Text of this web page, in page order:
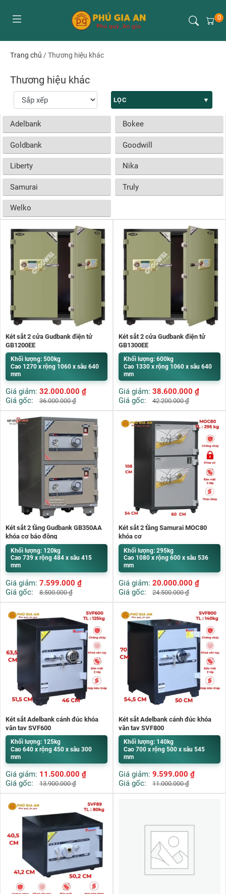
0
Trang chủ /Thương hiệu khác
Thương hiệu khác
LỌC
Adelbank Bokee
Goldbank Goodwill
Liberty Nika
Samurai Truly
Welko
Két sắt 2 cửa Gudbank điện tử
GB1200EE
Khối lượng: 500kg
Cao 1270 x rộng 1060 x sâu 640
mm
Giá giảm: 32.000.000 ₫
Giá gốc:
36.000.000₫
Két sắt 2 cửa Gudbank điện tử
GB1300EE
Khối lượng: 600kg
Cao 1330 x rộng 1060 x sâu 640
mm
Giá giảm: 38.600.000 ₫
Giá gốc:
42.200.000₫
Két sắt 2 tầng Gudbank GB350AA
khóa cơ báo động
Khối lượng: 120kg
Cao 739 x rộng 484 x sâu 415
mm
Giá giảm: 7.599.000 ₫
Giá gốc:
8.500.000₫
Két sắt 2 tầng Samurai MOC80
khóa cơ
Khối lượng: 295kg
Cao 1080 x rộng 600 x sâu 536
mm
Giá giảm: 20.000.000 ₫
Giá gốc:
24.500.000₫
Két sắt Adelbank cánh đúc khóa
vân tay SVF600
Khối lượng: 125kg
Cao 640 x rộng 450 x sâu 300
mm
Giá giảm: 11.500.000 ₫
Giá gốc:
13.900.000₫
Két sắt Adelbank cánh đúc khóa
vân tay SVF800
Khối lượng: 140kg
Cao 700 x rộng 500 x sâu 545
mm
Giá giảm: 9.599.000 ₫
Giá gốc:
11.000.000₫